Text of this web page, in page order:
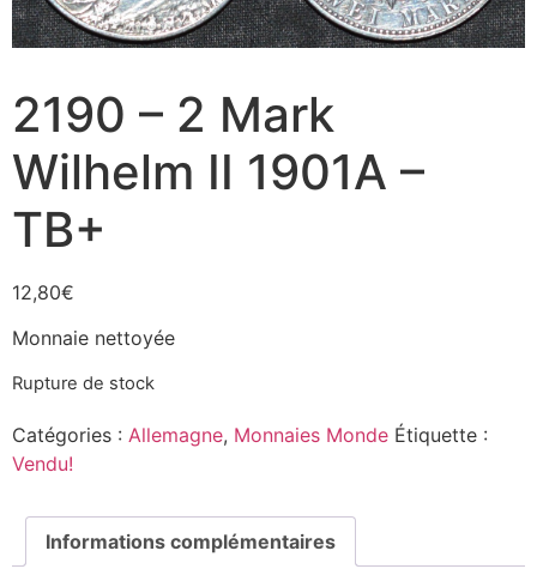
2190 – 2 Mark
Wilhelm II 1901A –
TB+
12,80€
Monnaie nettoyée
Rupture de stock
Catégories : Allemagne, Monnaies Monde Étiquette :
Vendu!
Informations complémentaires